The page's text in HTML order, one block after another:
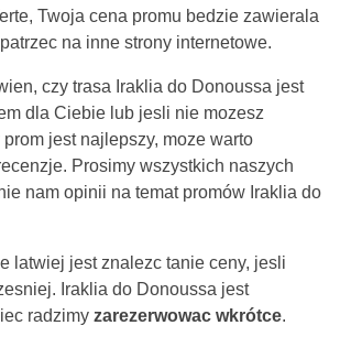
Twoja cena promu bedzie zawierala
na inne strony internetowe.
czy trasa Iraklia do Donoussa jest
dla Ciebie lub jesli nie mozesz
jest najlepszy, moze warto
Prosimy wszystkich naszych
nam opinii na temat promów Iraklia do
latwiej jest znalezc tanie ceny, jesli
Iraklia do Donoussa jest
radzimy zarezerwowac wkrótce.